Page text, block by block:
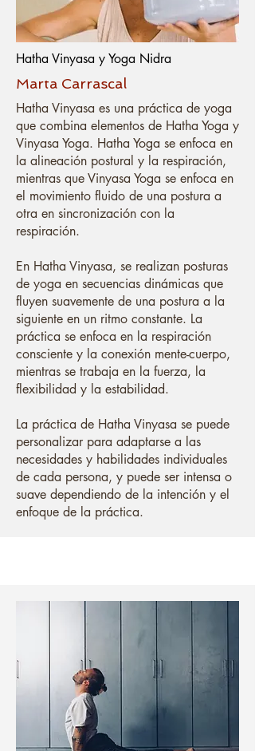
Hatha Vinyasa y Yoga Nidra
Marta Carrascal
Hatha Vinyasa es una práctica de yoga
que combina elementos de Hatha Yoga y
Vinyasa Yoga. Hatha Yoga se enfoca en
la alineación postural y la respiración,
mientras que Vinyasa Yoga se enfoca en
el movimiento fluido de una postura a
otra en sincronización con la
respiración.
En Hatha Vinyasa, se realizan posturas
de yoga en secuencias dinámicas que
fluyen suavemente de una postura a la
siguiente en un ritmo constante. La
práctica se enfoca en la respiración
consciente y la conexión mente-cuerpo,
mientras se trabaja en la fuerza, la
flexibilidad y la estabilidad.
La práctica de Hatha Vinyasa se puede
personalizar para adaptarse a las
necesidades y habilidades individuales
de cada persona, y puede ser intensa o
suave dependiendo de la intención y el
enfoque de la práctica.